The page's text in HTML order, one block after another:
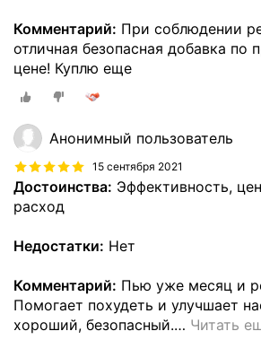
Комментарий: При соблюдении
отличная безопасная добавка по
цене! Куплю еще
Анонимный пользователь
15 сентября 2021
Достоинства: Эффективность,
расход
Недостатки: Нет
Комментарий: Пью уже месяц и
Помогает похудеть и улучшает
хороший, безопасный.… Читать